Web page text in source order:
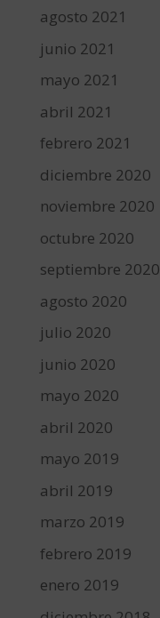
agosto 2021
junio 2021
mayo 2021
abril 2021
febrero 2021
diciembre 2020
noviembre 2020
octubre 2020
septiembre 2020
agosto 2020
julio 2020
junio 2020
mayo 2020
abril 2020
mayo 2019
abril 2019
marzo 2019
febrero 2019
enero 2019